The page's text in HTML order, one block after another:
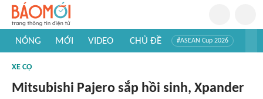
NÓNG MỚI VIDEO CHỦ ĐỀ #ASEAN Cup 2026
#Khám phá thế giới
XE CỘ
Mitsubishi Pajero sắp hồi sinh, Xpander